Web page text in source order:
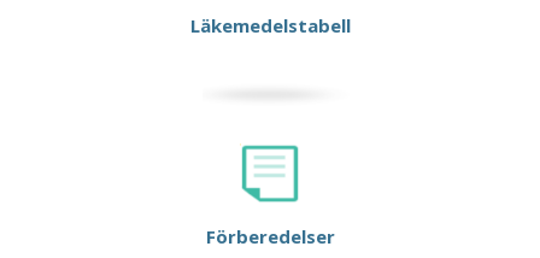
Läkemedelstabell
Förberedelser